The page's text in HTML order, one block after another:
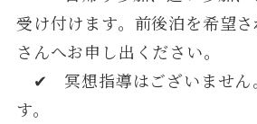
受け付けます。前後泊を希望
さんへお申し出ください。
✔ 冥想指導はございません
す。